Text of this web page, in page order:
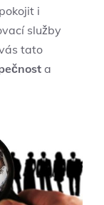
i
služby
tato
a